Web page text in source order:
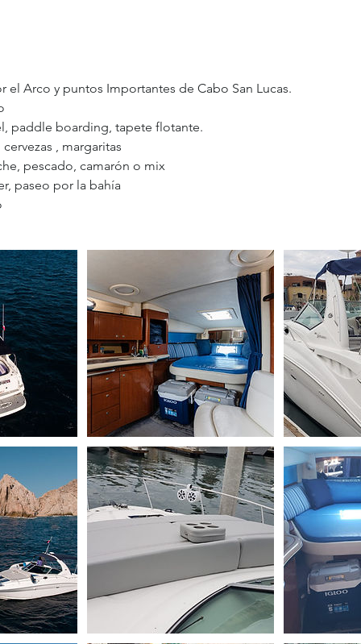
el Arco y puntos Importantes de Cabo San Lucas.
paddle boarding, tapete flotante.
, margaritas
pescado, camarón o mix
paseo por la bahía